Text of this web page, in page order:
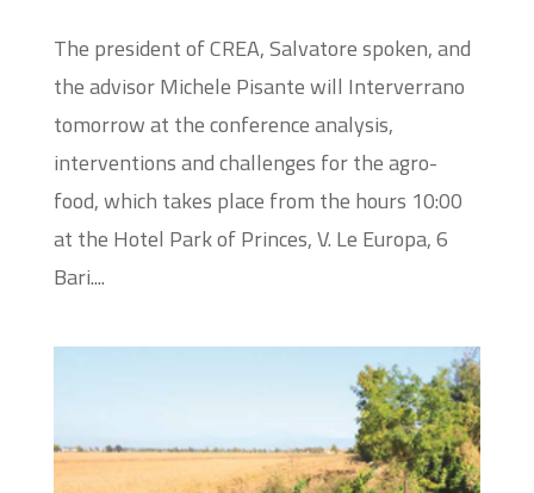
The president of CREA, Salvatore spoken, and
the advisor Michele Pisante will Interverrano
tomorrow at the conference analysis,
interventions and challenges for the agro-
food, which takes place from the hours 10:00
at the Hotel Park of Princes, V. Le Europa, 6
Bari....